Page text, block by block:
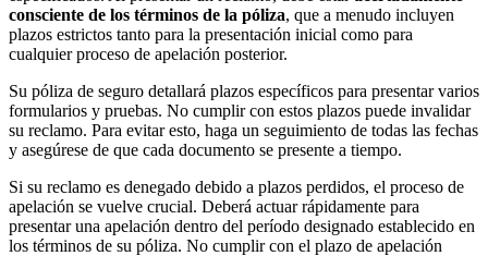
consciente de los términos de la póliza, que a menudo incluyen
plazos estrictos tanto para la presentación inicial como para
cualquier proceso de apelación posterior.
Su póliza de seguro detallará plazos específicos para presentar varios
formularios y pruebas. No cumplir con estos plazos puede invalidar
su reclamo. Para evitar esto, haga un seguimiento de todas las fechas
y asegúrese de que cada documento se presente a tiempo.
Si su reclamo es denegado debido a plazos perdidos, el proceso de
apelación se vuelve crucial. Deberá actuar rápidamente para
presentar una apelación dentro del período designado establecido en
los términos de su póliza. No cumplir con el plazo de apelación